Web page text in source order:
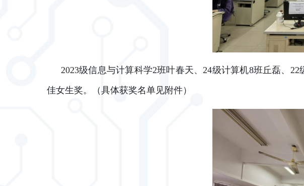
2023级信息与计算科学2班叶春天、24级计算机8班丘磊、
佳女生奖。（具体获奖名单见附件）